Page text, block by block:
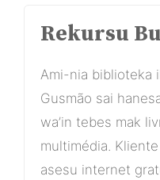
Rekursu
Ami-nia biblioteka
Gusmão sai
wa’in tebes mak
multimédia.
asesu internet